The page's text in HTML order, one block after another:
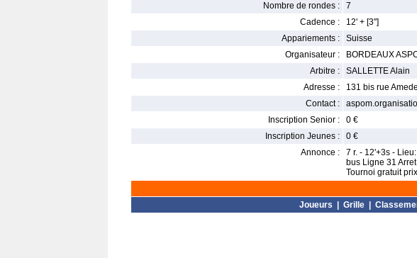
Nombre de rondes :
7
Cadence :
12' + [3'']
Appariements :
Suisse
Organisateur :
BORDEAUX
Arbitre :
SALLETTE Alain
Adresse :
131 bis rue
Contact :
Inscription Senior :
0 €
Inscription Jeunes :
0 €
Annonce :
7 r. - 12'+3s -
bus Ligne 31
Tournoi gratuit
Joueurs Grille